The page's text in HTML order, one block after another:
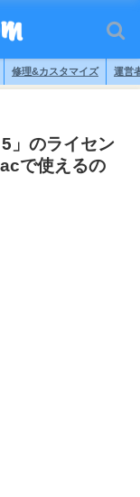
修理&カスタマイズ 運営
」のライセン
で使えるの